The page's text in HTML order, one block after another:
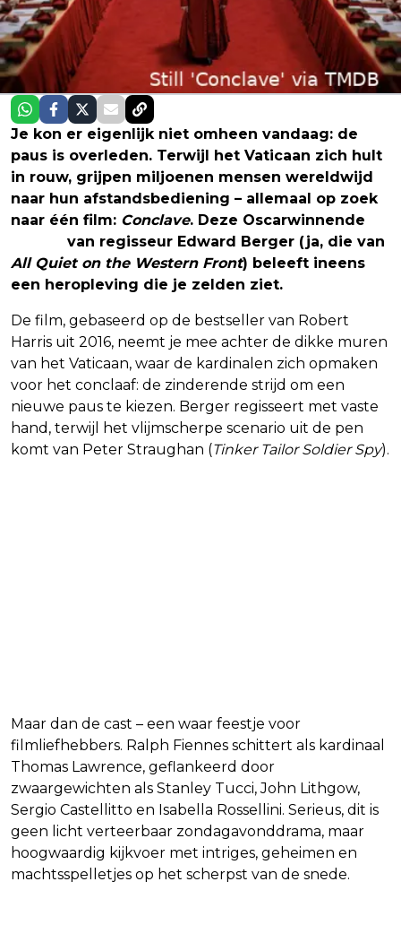
Je kon er eigenlijk niet omheen vandaag: de
paus is overleden. Terwijl het Vaticaan zich hult
in rouw, grijpen miljoenen mensen wereldwijd
naar hun afstandsbediening – allemaal op zoek
naar één film: Conclave. Deze Oscarwinnende
van regisseur Edward Berger (ja, die van
All Quiet on the Western Front) beleeft ineens
een heropleving die je zelden ziet.
De film, gebaseerd op de bestseller van Robert
Harris uit 2016, neemt je mee achter de dikke muren
van het Vaticaan, waar de kardinalen zich opmaken
voor het conclaaf: de zinderende strijd om een
nieuwe paus te kiezen. Berger regisseert met vaste
hand, terwijl het vlijmscherpe scenario uit de pen
komt van Peter Straughan (Tinker Tailor Soldier Spy).
Maar dan de cast – een waar feestje voor
filmliefhebbers. Ralph Fiennes schittert als kardinaal
Thomas Lawrence, geflankeerd door
zwaargewichten als Stanley Tucci, John Lithgow,
Sergio Castellitto en Isabella Rossellini. Serieus, dit is
geen licht verteerbaar zondagavonddrama, maar
hoogwaardig kijkvoer met intriges, geheimen en
machtsspelletjes op het scherpst van de snede.